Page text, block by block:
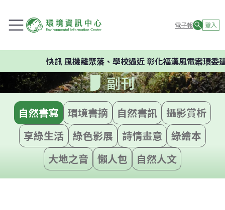
電子報 登入
風機離聚落、學校過近 彰化福漢風電案環委建議不應
副刊
自然書寫 環境書摘 自然書訊
攝影賞析
享綠生活
綠色影展 詩情畫意
綠繪本
大地之音
懶人包 自然人文